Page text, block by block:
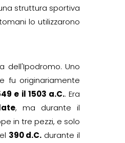
struttura sportiva
lo utilizzarono
dell'Ipodromo. Uno
fu originariamente
e il 1503 a.C.. Era
, ma durante il
in tre pezzi, e solo
390 d.C. durante il